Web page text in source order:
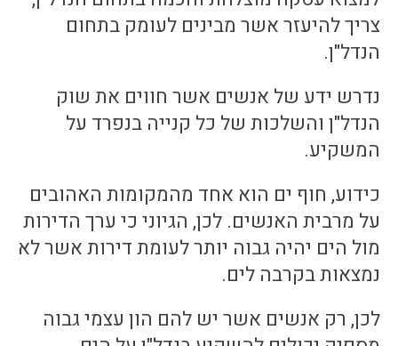
צריך להיעזר אשר מבינים לעומק בתחום
הנדל"ן.
נדרש ידע של אנשים אשר חווים את שוק
הנדל"ן והשלכות של כל קנייה בנפרד על
המשקיע.
כידוע, חוף ים הוא אחד מהמקומות האהובים
על מרבית האנשים. לכן, הגיוני כי ערך הדירות
מול הים יהיה גבוה יותר לעומת דירות אשר לא
נמצאות בקרבה לים.
לכן, רק אנשים אשר יש להם הון עצמי גבוה